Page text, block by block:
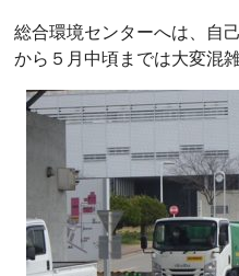
総合環境センターへは、自
から５月中頃までは大変混雑